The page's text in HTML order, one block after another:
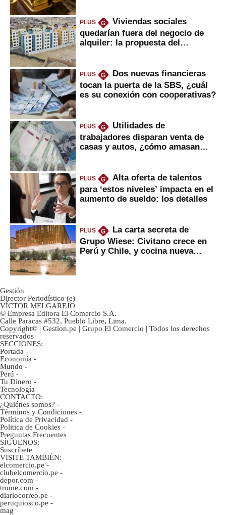
PLUS G
Viviendas sociales
quedarían fuera del negocio de
alquiler: la propuesta del
PLUS G
Dos nuevas financieras
tocan la puerta de la SBS, ¿cuál
es su conexión con cooperativas?
PLUS G
Utilidades de
trabajadores disparan venta de
casas y autos, ¿cómo amasan
PLUS G
Alta oferta de talentos
para ‘estos niveles’ impacta en el
aumento de sueldo: los detalles
PLUS G
La carta secreta de
Grupo Wiese: Civitano crece en
Perú y Chile, y cocina nueva
Gestión
Director Periodístico (e)
VÍCTOR MELGAREJO
© Empresa Editora El Comercio S.A.
Calle Paracas #532, Pueblo Libre, Lima.
Copyright© | Gestion.pe | Grupo El Comercio | Todos los derechos
reservados
SECCIONES:
Portada -
Economía -
Mundo -
Perú -
Tu Dinero -
Tecnología
CONTACTO:
¿Quiénes somos? -
Términos y Condiciones -
Política de Privacidad -
Politica de Cookies -
Preguntas Frecuentes
SÍGUENOS:
Suscríbete
VISITE TAMBIÉN:
elcomercio.pe -
clubelcomercio.pe -
depor.com -
trome.com -
diariocorreo.pe -
peruquiosco.pe -
mag